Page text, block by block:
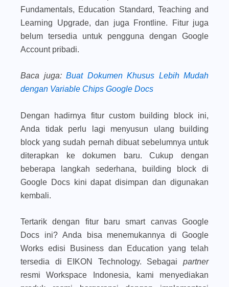
Fundamentals, Education Standard, Teaching and
Learning Upgrade, dan juga Frontline. Fitur juga
belum tersedia untuk pengguna dengan Google
Account pribadi.
Baca juga: Buat Dokumen Khusus Lebih Mudah
dengan Variable Chips Google Docs
Dengan hadirnya fitur custom building block ini,
Anda tidak perlu lagi menyusun ulang building
block yang sudah pernah dibuat sebelumnya untuk
diterapkan ke dokumen baru. Cukup dengan
beberapa langkah sederhana, building block di
Google Docs kini dapat disimpan dan digunakan
kembali.
Tertarik dengan fitur baru smart canvas Google
Docs ini? Anda bisa menemukannya di Google
Works edisi Business dan Education yang telah
tersedia di EIKON Technology. Sebagai partner
resmi Workspace Indonesia, kami menyediakan